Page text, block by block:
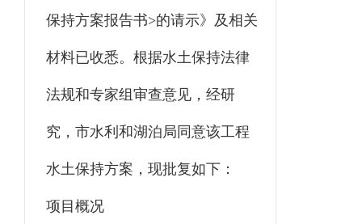
保持方案报告书>的请示》及相关
材料已收悉。 根据水土保持法律
法规和专家组审查意见，经研
究， 市水利和湖泊局同意该工程
水土保持方案， 现批复如下：
项目概况